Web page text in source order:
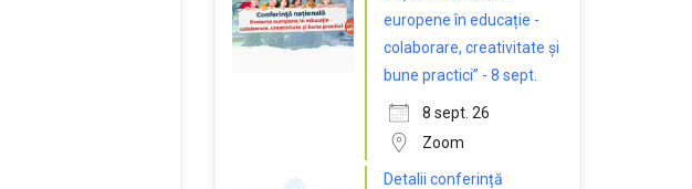
europene în educație -
colaborare, creativitate și
bune practici” - 8 sept.
8 sept. 26
Zoom
Detalii conferință